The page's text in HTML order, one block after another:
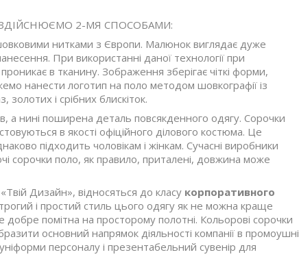
ЗДІЙСНЮЄМО 2-МЯ СПОСОБАМИ:
нитками з Європи. Малюнок виглядає дуже
При використанні даної технології при
в тканину. Зображення зберігає чіткі форми,
нанести логотип на поло методом шовкографії із
і срібних блискіток.
а нині поширена деталь повсякденного одягу. Сорочки
в якості офіційного ділового костюма. Це
підходить чоловікам і жінкам. Сучасні виробники
сорочки поло, як правило, приталені, довжина може
Дизайн», відносяться до класу корпоративного
і простий стиль цього одягу як не можна краще
помітна на просторому полотні. Кольорові сорочки
основний напрямок діяльності компанії в промоушні
персоналу і презентабельний сувенір для